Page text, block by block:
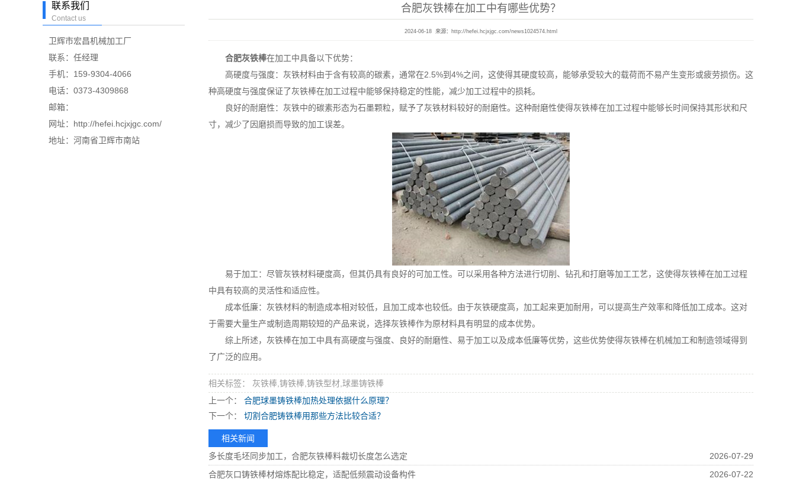
联系我们
Contact us
卫辉市宏昌机械加工厂
联系：任经理
手机：159-9304-4066
电话：0373-4309868
邮箱：
网址：http://hefei.hcjxjgc.com/
地址：河南省卫辉市南站
合肥灰铁棒在加工中有哪些优势？
2024-06-18 来源： http://hefei.hcjxjgc.com/news1024574.html
合肥灰铁棒在加工中具备以下优势：
高硬度与强度：灰铁材料由于含有较高的碳素，通常在2.5%到4%之间，这使得其硬度较高，能够承受较大的载荷而不易产生变形或疲劳损伤。这
种高硬度与强度保证了灰铁棒在加工过程中能够保持稳定的性能，减少加工过程中的损耗。
良好的耐磨性：灰铁中的碳素形态为石墨颗粒，赋予了灰铁材料较好的耐磨性。这种耐磨性使得灰铁棒在加工过程中能够长时间保持其形状和尺
寸，减少了因磨损而导致的加工误差。
易于加工：尽管灰铁材料硬度高，但其仍具有良好的可加工性。可以采用各种方法进行切削、钻孔和打磨等加工工艺，这使得灰铁棒在加工过程
中具有较高的灵活性和适应性。
成本低廉：灰铁材料的制造成本相对较低，且加工成本也较低。由于灰铁硬度高，加工起来更加耐用，可以提高生产效率和降低加工成本。这对
于需要大量生产或制造周期较短的产品来说，选择灰铁棒作为原材料具有明显的成本优势。
综上所述，灰铁棒在加工中具有高硬度与强度、良好的耐磨性、易于加工以及成本低廉等优势，这些优势使得灰铁棒在机械加工和制造领域得到
了广泛的应用。
相关标签： 灰铁棒,铸铁棒,铸铁型材,球墨铸铁棒
上一个：
合肥球墨铸铁棒加热处理依据什么原理？
下一个：
切割合肥铸铁棒用那些方法比较合适？
相关新闻
多长度毛坯同步加工，合肥灰铁棒料裁切长度怎么选定
2026-07-29
合肥灰口铸铁棒材熔炼配比稳定，适配低频震动设备构件
2026-07-22